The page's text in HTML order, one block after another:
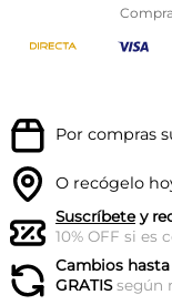
Por compras
O recógelo
Suscríbetey
10% OFF si es
Cambios
GRATISsegún